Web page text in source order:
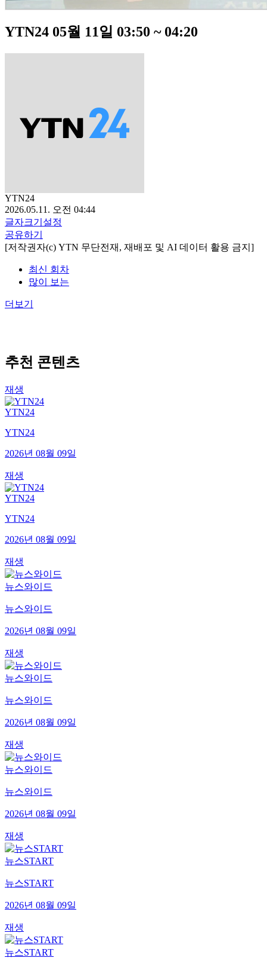
YTN24 05월 11일 03:50 ~ 04:20
YTN24
2026.05.11. 오전 04:44
글자크기설정
공유하기
[저작권자(c) YTN 무단전재, 재배포 및 AI 데이터 활용 금지]
최신 회차
많이 보는
더보기
추천 콘텐츠
재생
YTN24
YTN24
2026년 08월 09일
재생
YTN24
YTN24
2026년 08월 09일
재생
뉴스와이드
뉴스와이드
2026년 08월 09일
재생
뉴스와이드
뉴스와이드
2026년 08월 09일
재생
뉴스와이드
뉴스와이드
2026년 08월 09일
재생
뉴스START
뉴스START
2026년 08월 09일
재생
뉴스START